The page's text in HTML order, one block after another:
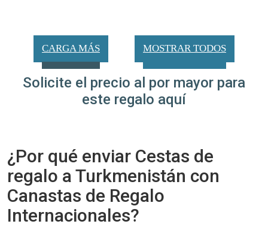
CARGA MÁS MOSTRAR TODOS
Solicite el precio al por mayor para
este regalo aquí
¿Por qué enviar Cestas de
regalo a Turkmenistán con
Canastas de Regalo
Internacionales?